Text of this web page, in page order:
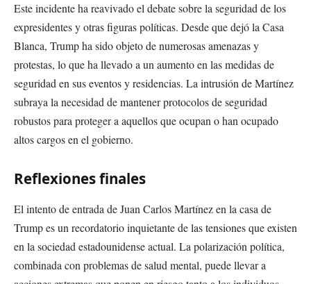
Este incidente ha reavivado el debate sobre la seguridad de los
expresidentes y otras figuras políticas. Desde que dejó la Casa
Blanca, Trump ha sido objeto de numerosas amenazas y
protestas, lo que ha llevado a un aumento en las medidas de
seguridad en sus eventos y residencias. La intrusión de Martínez
subraya la necesidad de mantener protocolos de seguridad
robustos para proteger a aquellos que ocupan o han ocupado
altos cargos en el gobierno.
Reflexiones finales
El intento de entrada de Juan Carlos Martínez en la casa de
Trump es un recordatorio inquietante de las tensiones que existen
en la sociedad estadounidense actual. La polarización política,
combinada con problemas de salud mental, puede llevar a